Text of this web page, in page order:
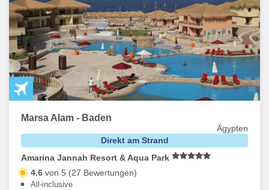
Marsa Alam - Baden
Ägypten
Direkt am Strand
Amarina Jannah Resort & Aqua Park
4.6 von 5 (27 Bewertungen)
All-inclusive